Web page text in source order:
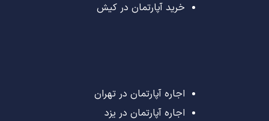
خرید آپارتمان در کیش
اجاره آپارتمان در تهران
اجاره آپارتمان در یزد